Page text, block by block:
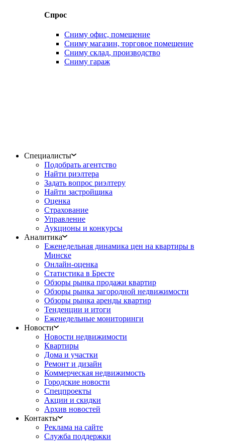
Спрос
Сниму офис, помещение
Сниму магазин, торговое помещение
Сниму склад, производство
Сниму гараж
Специалисты
Подобрать агентство
Найти риэлтера
Задать вопрос риэлтеру
Найти застройщика
Оценка
Страхование
Управление
Аукционы и конкурсы
Аналитика
Еженедельная динамика цен на квартиры в
Минске
Онлайн-оценка
Статистика в Бресте
Обзоры рынка продажи квартир
Обзоры рынка загородной недвижимости
Обзоры рынка аренды квартир
Тенденции и итоги
Еженедельные мониторинги
Новости
Новости недвижимости
Квартиры
Дома и участки
Ремонт и дизайн
Коммерческая недвижимость
Городские новости
Спецпроекты
Акции и скидки
Архив новостей
Контакты
Реклама на сайте
Служба поддержки